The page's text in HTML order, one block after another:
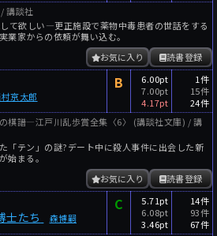
講談社
て欲しい―更正施設で薬物中毒患者の世話をする
業家からの依頼が舞い込む。
読書登録
お気に入り
京太郎
B
6.00pt
7.00pt
4.17pt
1件
15件
24件
棋譜―江戸川乱歩賞全集〈6〉 (講談社文庫) / 講
「テン」の謎?デート中に殺人事件に出会した新
始まる。
読書登録
お気に入り
士たち 森博嗣
C
5.71pt
6.08pt
3.46pt
14件
93件
67件